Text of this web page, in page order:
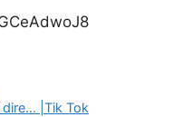
dire… |Tik Tok